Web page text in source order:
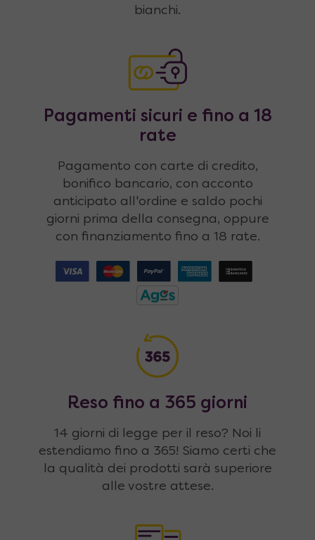
bianchi.
Pagamenti sicuri e fino a 18
rate
Pagamento con carte di credito,
bonifico bancario, con acconto
anticipato all'ordine e saldo pochi
giorni prima della consegna, oppure
con finanziamento fino a 18 rate.
Reso fino a 365 giorni
14 giorni di legge per il reso? Noi li
estendiamo fino a 365! Siamo certi che
la qualità dei prodotti sarà superiore
alle vostre attese.